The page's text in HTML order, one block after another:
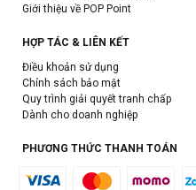
Giới thiệu về POP Point
HỢP TÁC & LIÊN KẾT
Điều khoản sử dụng
Chính sách bảo mật
Quy trình giải quyết tranh chấp
Dành cho doanh nghiệp
PHƯƠNG THỨC THANH TOÁN